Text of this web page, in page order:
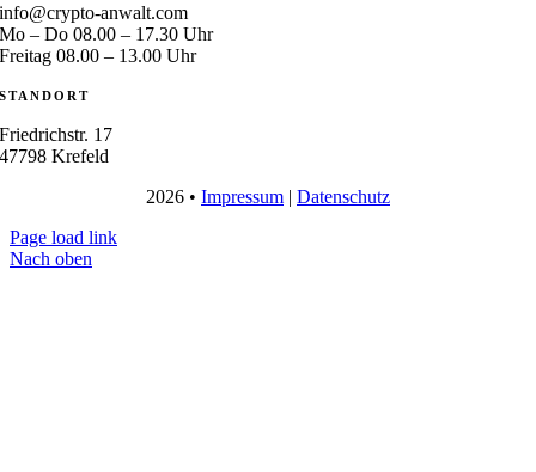
info@crypto-anwalt.com
Mo – Do 08.00 – 17.30 Uhr
Freitag 08.00 – 13.00 Uhr
STANDORT
Friedrichstr. 17
47798 Krefeld
2026 • Impressum | Datenschutz
Page load link
Nach oben